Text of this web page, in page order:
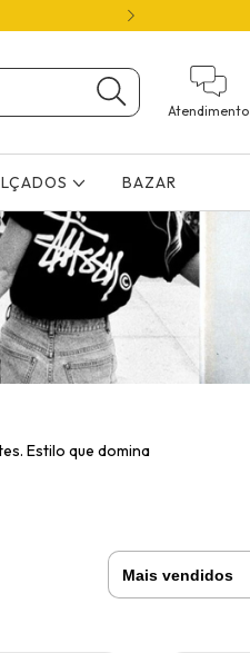
Atendimento
BAZAR
Estilo que domina